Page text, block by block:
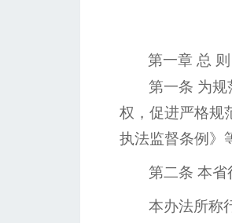
第一章 总 则
第一条 为规
权，促进严格规
执法监督条例》
第二条 本省
本办法所称